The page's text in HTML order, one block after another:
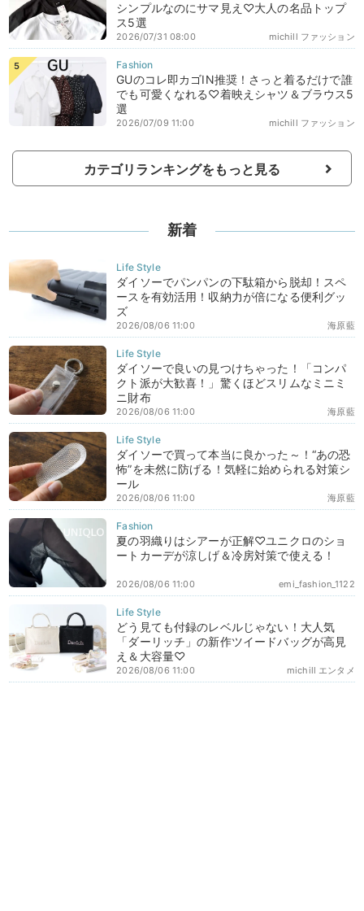
シンプルなのにサマ見え♡大人の名品トップ
ス5選
michill ファッション
2026/07/31 08:00
GUのコレ即カゴIN推奨！さっと着るだけで誰
でも可愛くなれる♡着映えシャツ＆ブラウス5
選
michill ファッション
2026/07/09 11:00
カテゴリランキングをもっと見る
新着
ダイソーでパンパンの下駄箱から脱却！スペ
ースを有効活用！収納力が倍になる便利グッ
ズ
海原藍
2026/08/06 11:00
ダイソーで良いの見つけちゃった！「コンパ
クト派が大歓喜！」驚くほどスリムなミニミ
ニ財布
海原藍
2026/08/06 11:00
ダイソーで買って本当に良かった～！“あの恐
怖”を未然に防げる！気軽に始められる対策シ
ール
海原藍
2026/08/06 11:00
夏の羽織りはシアーが正解♡ユニクロのショ
ートカーデが涼しげ＆冷房対策で使える！
emi_fashion_1122
2026/08/06 11:00
どう見ても付録のレベルじゃない！大人気
「ダーリッチ」の新作ツイードバッグが高見
え＆大容量♡
michill エンタメ
2026/08/06 11:00